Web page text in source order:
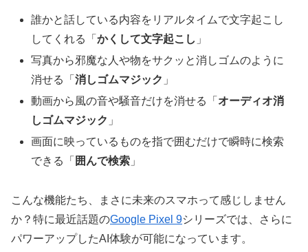
誰かと話している内容をリアルタイムで文字起こし
してくれる「かくして文字起こし 」
写真から邪魔な人や物をサクッと消しゴムのように
消せる「消しゴムマジック 」
動画から風の音や騒音だけを消せる「 オーディオ消
しゴムマジック 」
画面に映っているものを指で囲むだけで瞬時に検索
できる「 囲んで検索 」
こんな機能たち、まさに未来のスマホって感じしません
か？特に最近話題のGoogle Pixel 9シリーズでは、さらに
パワーアップしたAI体験が可能になっています。